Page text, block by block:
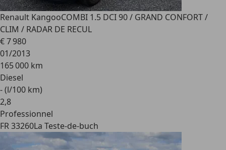
Renault KangooCOMBI 1.5 DCI 90 / GRAND CONFORT /
CLIM / RADAR DE RECUL
€ 7 980
01/2013
165 000 km
Diesel
- (l/100 km)
2,8
Professionnel
FR 33260La Teste-de-buch